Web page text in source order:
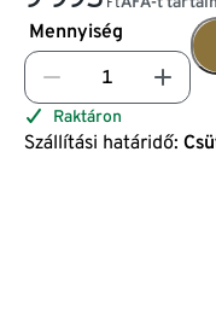
Mennyiség
Raktáron
Szállítási határidő: